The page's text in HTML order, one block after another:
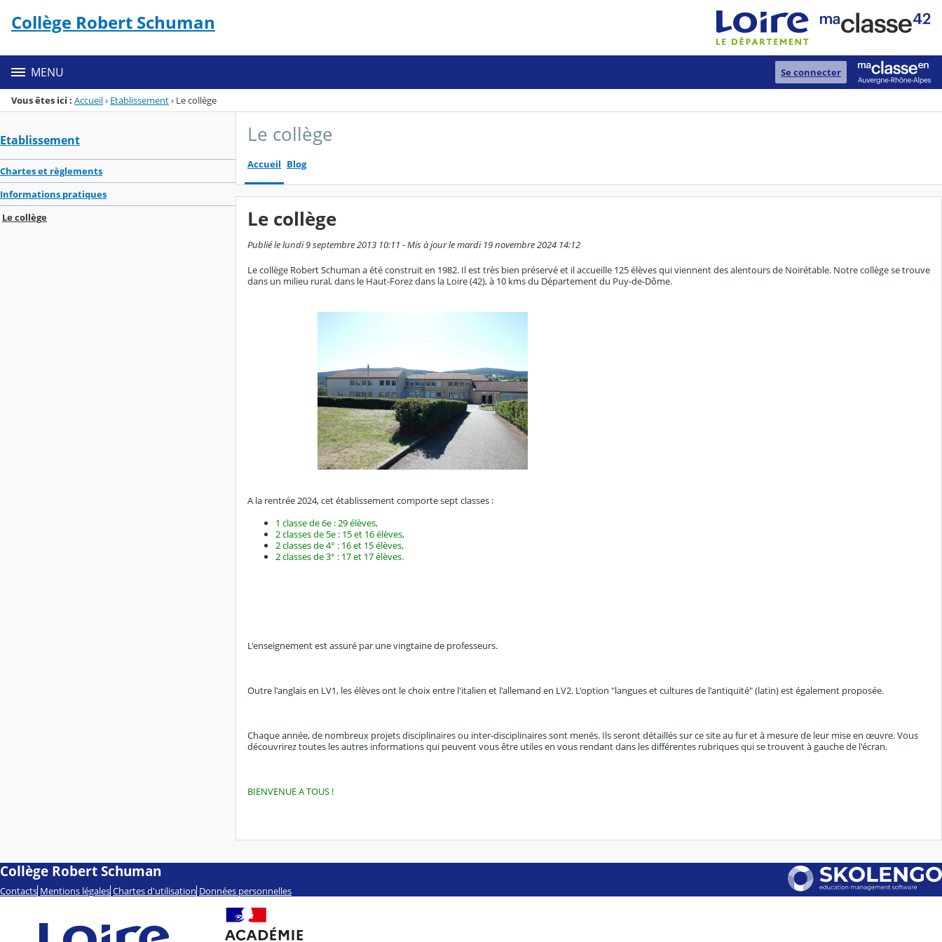
Menu de la rubrique
Contenu
Collège Robert Schuman
MENU Se connecter
Vous êtes ici : Accueil› Etablissement› Le collège
Etablissement
Chartes et règlements
Informations pratiques
Le collège
Le collège
Accueil Blog
Le collège
Publié le lundi 9 septembre 2013 10:11 - Mis à jour le mardi 19 novembre 2024 14:12
Le collège Robert Schuman a été construit en 1982. Il est très bien préservé et il accueille 125 élèves qui viennent des alentours de Noirétable. Notre collège se trouve
dans un milieu rural, dans le Haut-Forez dans la Loire (42), à 10 kms du Département du Puy-de-Dôme.
A la rentrée 2024, cet établissement comporte sept classes :
1 classe de 6e : 29 élèves,
2 classes de 5e : 15 et 16 élèves,
2 classes de 4° : 16 et 15 élèves,
2 classes de 3° : 17 et 17 élèves.
L'enseignement est assuré par une vingtaine de professeurs.
Outre l'anglais en LV1, les élèves ont le choix entre l'italien et l'allemand en LV2. L'option "langues et cultures de l'antiquité" (latin) est également proposée.
Chaque année, de nombreux projets disciplinaires ou inter-disciplinaires sont menés. Ils seront détaillés sur ce site au fur et à mesure de leur mise en œuvre. Vous
découvrirez toutes les autres informations qui peuvent vous être utiles en vous rendant dans les différentes rubriques qui se trouvent à gauche de l'écran.
BIENVENUE A TOUS !
Collège Robert Schuman
Contacts Mentions légales Chartes d'utilisation Données personnelles